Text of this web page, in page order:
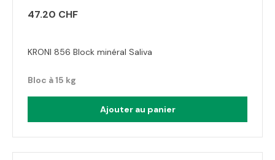
47.20 CHF
KRONI 856 Block minéral Saliva
Bloc à 15 kg
Ajouter au panier